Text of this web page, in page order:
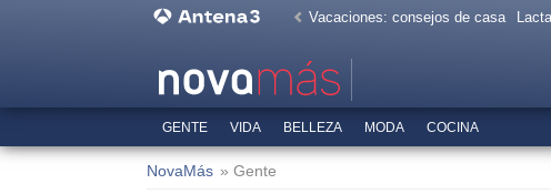
Vacaciones: consejos de casa
GENTE VIDA BELLEZA MODA COCINA
NovaMás » Gente